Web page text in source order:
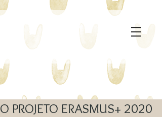
O PROJETO ERASMUS+ 2020